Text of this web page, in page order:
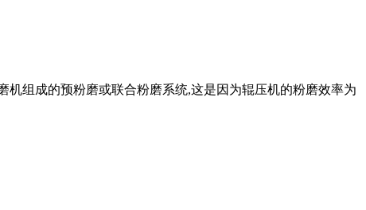
机组成的预粉磨或联合粉磨系统,这是因为辊压机的粉磨效率为